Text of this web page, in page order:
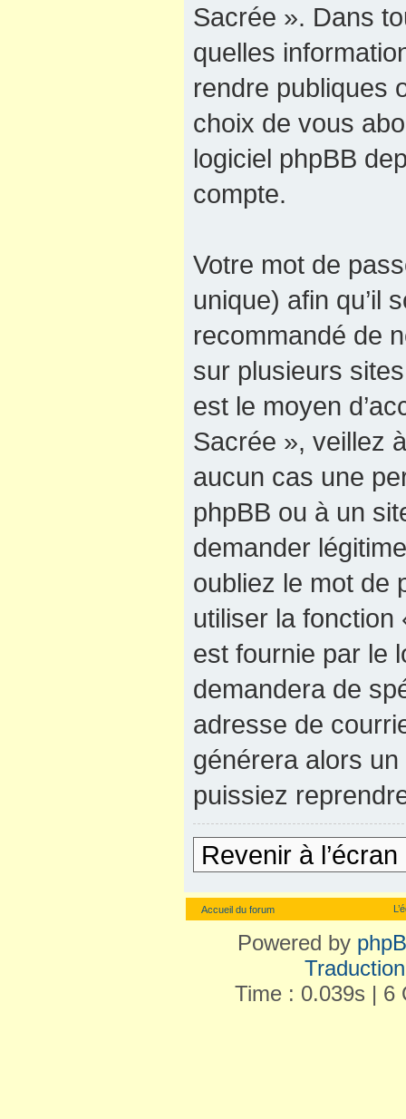
Sacrée ». Dans
quelles
rendre publiques
choix de vous
logiciel phpBB
compte.
Votre mot de
unique) afin qu’il
recommandé de
sur plusieurs
est le moyen
Sacrée », veillez
aucun cas une
phpBB ou à un
demander
oubliez le mot de
utiliser la fonction
est fournie par le
demandera de
adresse de
générera alors
puissiez
Revenir à
Accueil du forum
Powered by
Time : 0.039s | 6